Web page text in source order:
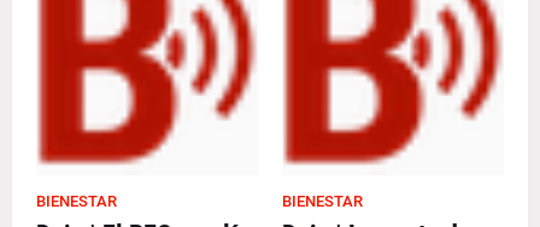
BIENESTAR BIENESTAR